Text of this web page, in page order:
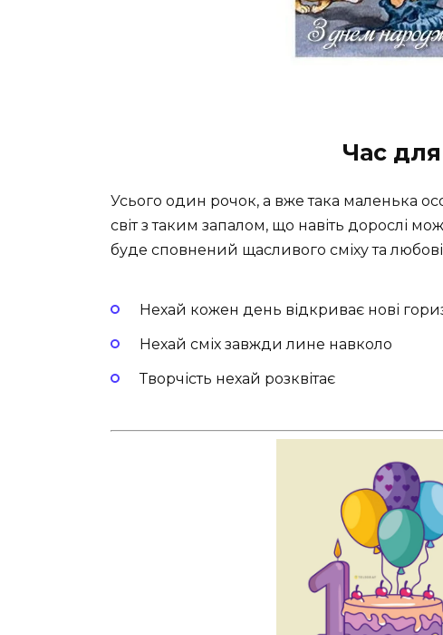
Час
Усього один рочок, а вже така маленька
світ з таким запалом, що навіть дорослі
буде сповнений щасливого сміху та
Нехай кожен день відкриває нові
Нехай сміх завжди лине навколо
Творчість нехай розквітає